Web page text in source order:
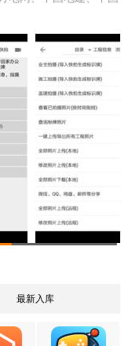
最新入库